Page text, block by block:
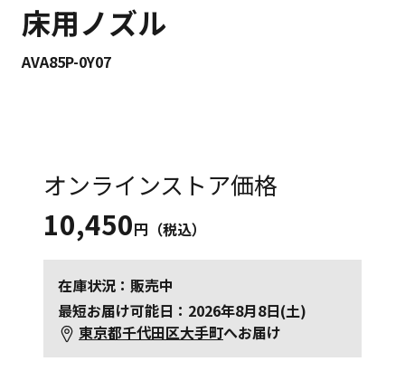
床用ノズル
AVA85P-0Y07
オンラインストア価格
10,450円（税込）
在庫状況：販売中
最短お届け可能日：2026年8月8日(土)
東京都千代田区大手町へお届け